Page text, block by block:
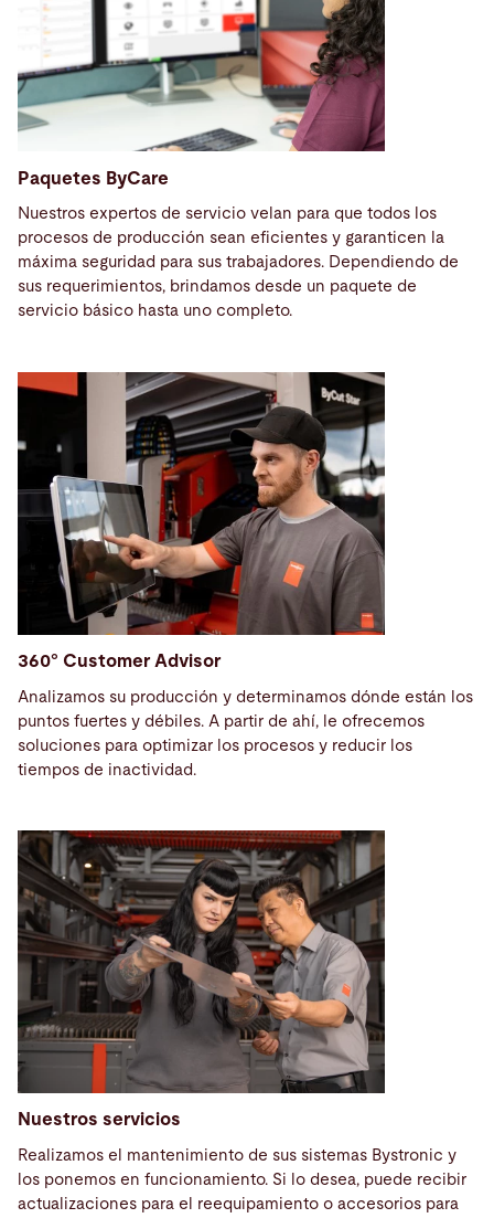
Paquetes ByCare
Nuestros expertos de servicio velan para que todos los
procesos de producción sean eficientes y garanticen la
máxima seguridad para sus trabajadores. Dependiendo de
sus requerimientos, brindamos desde un paquete de
servicio básico hasta uno completo.
360° Customer Advisor
Analizamos su producción y determinamos dónde están los
puntos fuertes y débiles. A partir de ahí, le ofrecemos
soluciones para optimizar los procesos y reducir los
tiempos de inactividad.
Nuestros servicios
Realizamos el mantenimiento de sus sistemas Bystronic y
los ponemos en funcionamiento. Si lo desea, puede recibir
actualizaciones para el reequipamiento o accesorios para